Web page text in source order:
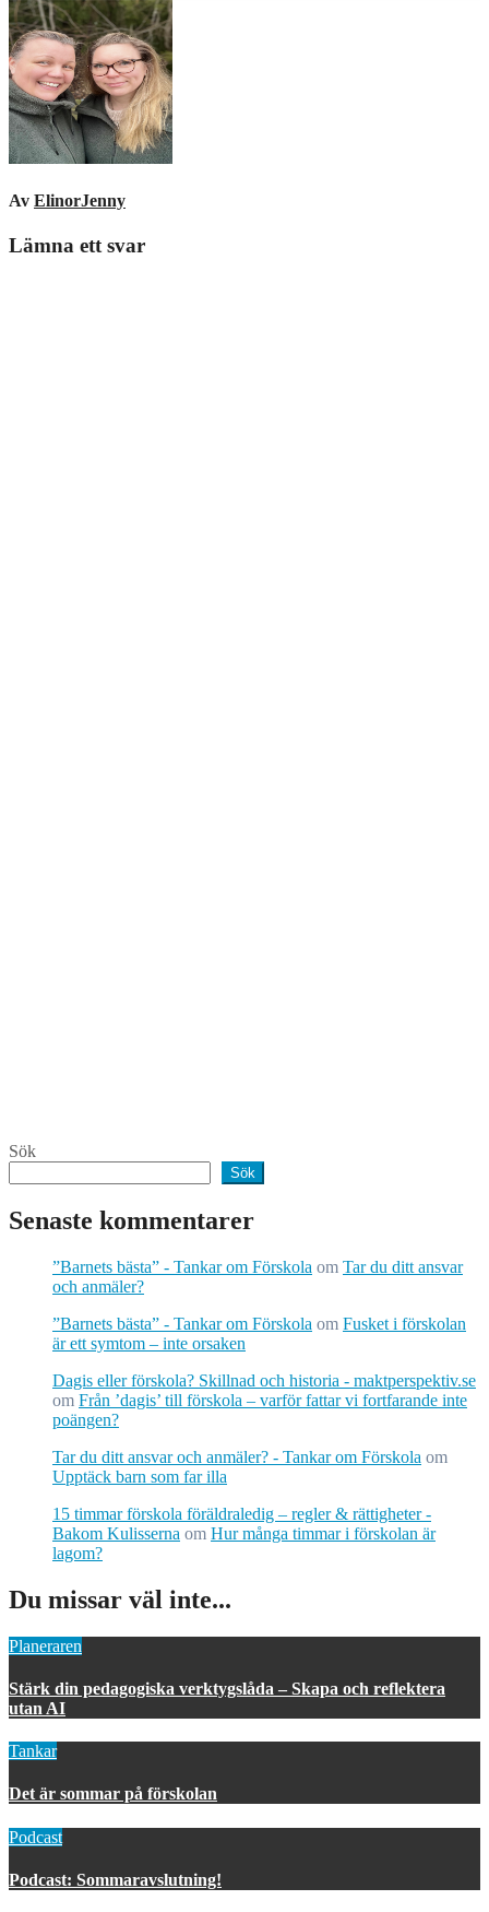
Av ElinorJenny
Lämna ett svar
Sök
Sök
Senaste kommentarer
”Barnets bästa” - Tankar om Förskola om Tar du ditt ansvar
och anmäler?
”Barnets bästa” - Tankar om Förskola om Fusket i förskolan
är ett symtom – inte orsaken
Dagis eller förskola? Skillnad och historia - maktperspektiv.se
om Från ’dagis’ till förskola – varför fattar vi fortfarande inte
poängen?
Tar du ditt ansvar och anmäler? - Tankar om Förskola om
Upptäck barn som far illa
15 timmar förskola föräldraledig – regler & rättigheter -
Bakom Kulisserna om Hur många timmar i förskolan är
lagom?
Du missar väl inte...
Planeraren
Stärk din pedagogiska verktygslåda – Skapa och reflektera
utan AI
Tankar
Det är sommar på förskolan
Podcast
Podcast: Sommaravslutning!